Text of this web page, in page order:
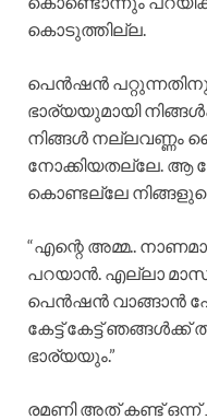
കൊടുത്തില്ല.
പെൻഷൻ
ഭാര്യയുമായി
നിങ്ങൾ നല്ലവണ്ണം
നോക്കിയതല്ലേ. ആ
കൊണ്ടല്ലേ
“എന്റെ അമ്മ..
പറയാൻ. എല്ലാ
പെൻഷൻ വാങ്ങാൻ
കേട്ട് കേട്ട്
ഭാര്യയും.”
രമണി അത് കണ്ട് ഒന്ന്